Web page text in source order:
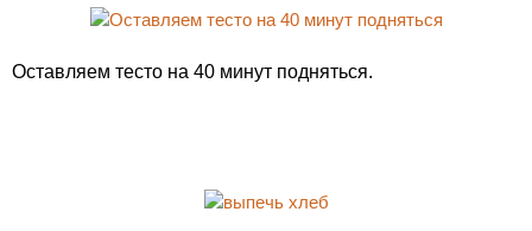
Оставляем тесто на 40 минут подняться.